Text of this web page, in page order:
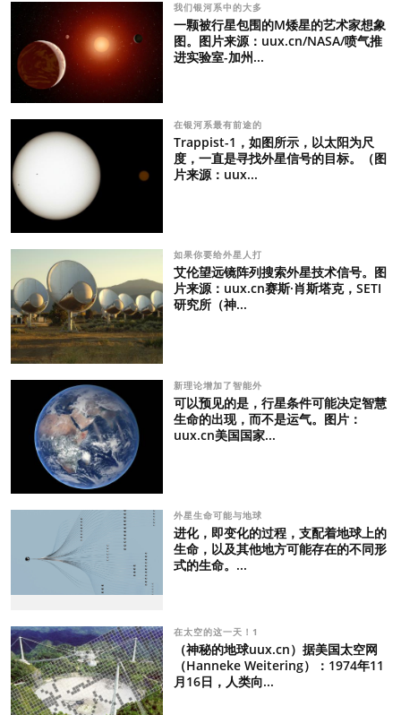
我们银河系中的大多
一颗被行星包围的M矮星的艺术家想象
图。图片来源：uux.cn/NASA/喷气推
进实验室-加州...
在银河系最有前途的
Trappist-1，如图所示，以太阳为尺
度，一直是寻找外星信号的目标。（图
片来源：uux...
如果你要给外星人打
艾伦望远镜阵列搜索外星技术信号。图
片来源：uux.cn赛斯·肖斯塔克，SETI
研究所（神...
新理论增加了智能外
可以预见的是，行星条件可能决定智慧
生命的出现，而不是运气。图片：
uux.cn美国国家...
外星生命可能与地球
进化，即变化的过程，支配着地球上的
生命，以及其他地方可能存在的不同形
式的生命。...
在太空的这一天！1
（神秘的地球uux.cn）据美国太空网
（Hanneke Weitering）：1974年11
月16日，人类向...